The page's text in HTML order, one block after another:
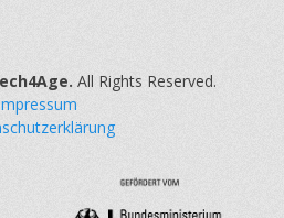
All Rights Reserved.